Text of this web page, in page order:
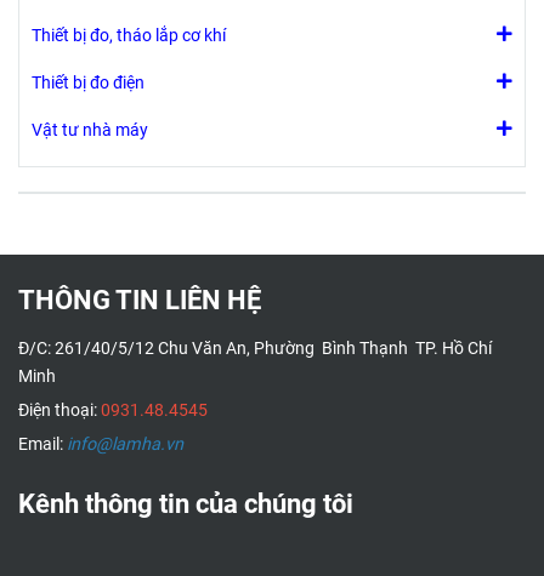
Thiết bị đo, tháo lắp cơ khí
Thiết bị đo điện
Vật tư nhà máy
THÔNG TIN LIÊN HỆ
Đ/C: 261/40/5/12 Chu Văn An, Phường Bình Thạnh TP. Hồ Chí
Minh
Điện thoại:0931.48.4545
Email: info@lamha.vn
Kênh thông tin của chúng tôi